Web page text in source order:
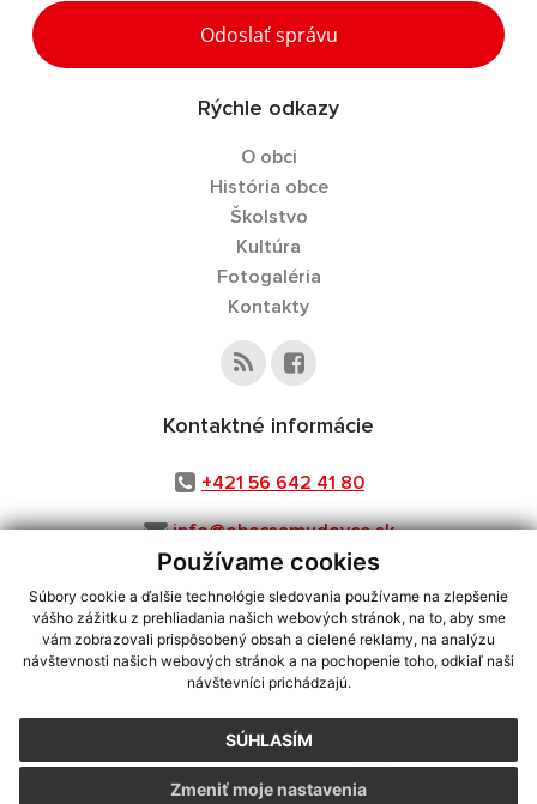
Používame cookies
Súbory cookie a ďalšie technológie sledovania používame na zlepšenie
vášho zážitku z prehliadania našich webových stránok, na to, aby sme
vám zobrazovali prispôsobený obsah a cielené reklamy, na analýzu
návštevnosti našich webových stránok a na pochopenie toho, odkiaľ naši
návštevníci prichádzajú.
SÚHLASÍM
Zmeniť moje nastavenia
Odoslať správu
Rýchle odkazy
O obci
História obce
Školstvo
Kultúra
Fotogaléria
Kontakty
Kontaktné informácie
+421 56 642 41 80
info@obecsamudovce.sk
využite možnosť získavania aktuálnych informácií s využitím RSS
CMS systém (redakčný) systém ECHELON 2,Mapa stránok,web portál
webex.digital, s.r.o.,domény,registrácia domény
Posledná aktualizácia:10.08.2026